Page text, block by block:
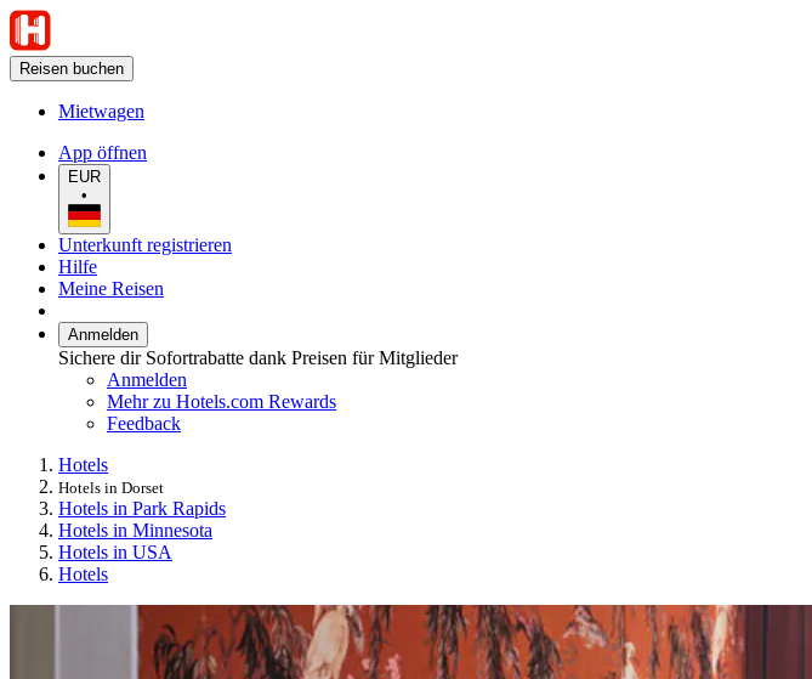
Reisen buchen
Mietwagen
App öffnen
EUR
•
Unterkunft registrieren
Hilfe
Meine Reisen
Anmelden
Sichere dir Sofortrabatte dank Preisen für Mitglieder
Anmelden
Mehr zu Hotels.com Rewards
Feedback
Hotels
Hotels in Dorset
Hotels in Park Rapids
Hotels in Minnesota
Hotels in USA
Hotels